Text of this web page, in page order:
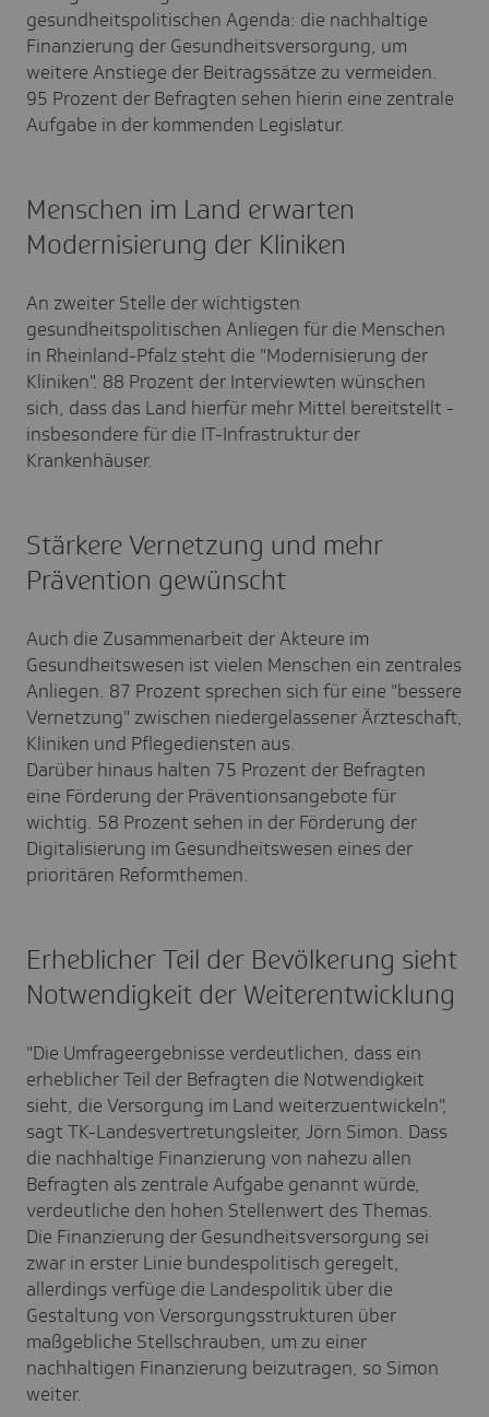
gesundheitspolitischen Agenda: die nachhaltige
Finanzierung der Gesundheitsversorgung, um
weitere Anstiege der Beitragssätze zu vermeiden.
95 Prozent der Befragten sehen hierin eine zentrale
Aufgabe in der kommenden Legislatur.
Menschen im Land erwarten
Modernisierung der Kliniken
An zweiter Stelle der wichtigsten
gesundheitspolitischen Anliegen für die Menschen
in Rheinland-Pfalz steht die "Modernisierung der
Kliniken". 88 Prozent der Interviewten wünschen
sich, dass das Land hierfür mehr Mittel bereitstellt -
insbesondere für die IT-Infrastruktur der
Krankenhäuser.
Stärkere Vernetzung und mehr
Prävention gewünscht
Auch die Zusammenarbeit der Akteure im
Gesundheitswesen ist vielen Menschen ein zentrales
Anliegen. 87 Prozent sprechen sich für eine "bessere
Vernetzung" zwischen niedergelassener Ärzteschaft,
Kliniken und Pflegediensten aus.
Darüber hinaus halten 75 Prozent der Befragten
eine Förderung der Präventionsangebote für
wichtig. 58 Prozent sehen in der Förderung der
Digitalisierung im Gesundheitswesen eines der
prioritären Reformthemen.
Erheblicher Teil der Bevölkerung sieht
Notwendigkeit der Weiterentwicklung
"Die Umfrageergebnisse verdeutlichen, dass ein
erheblicher Teil der Befragten die Notwendigkeit
sieht, die Versorgung im Land weiterzuentwickeln",
sagt TK-Landesvertretungsleiter, Jörn Simon. Dass
die nachhaltige Finanzierung von nahezu allen
Befragten als zentrale Aufgabe genannt würde,
verdeutliche den hohen Stellenwert des Themas.
Die Finanzierung der Gesundheitsversorgung sei
zwar in erster Linie bundespolitisch geregelt,
allerdings verfüge die Landespolitik über die
Gestaltung von Versorgungsstrukturen über
maßgebliche Stellschrauben, um zu einer
nachhaltigen Finanzierung beizutragen, so Simon
weiter.